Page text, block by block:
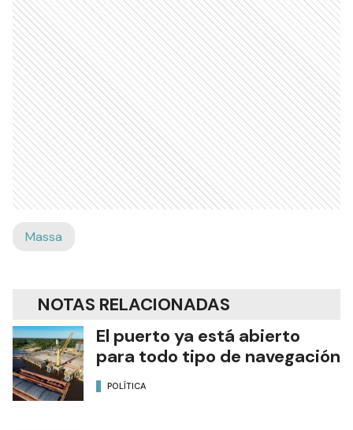
Massa
NOTAS RELACIONADAS
El puerto ya está abierto
para todo tipo de navegación
POLÍTICA